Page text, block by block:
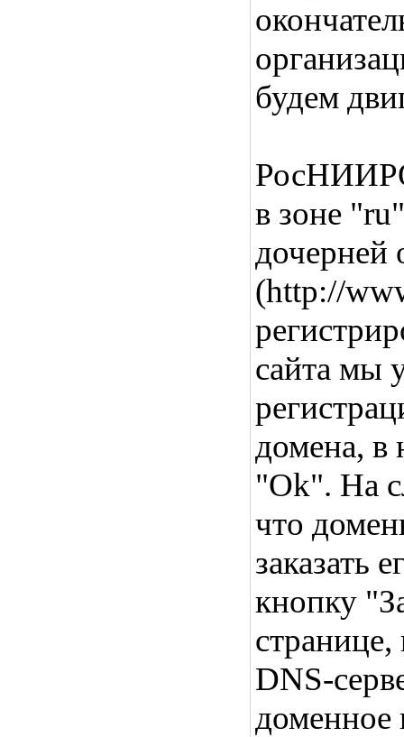
будем
в зоне
дочерней
(http://
сайта мы
домена,
"Ok". На
что
заказать
кнопку
DNS-
доменное